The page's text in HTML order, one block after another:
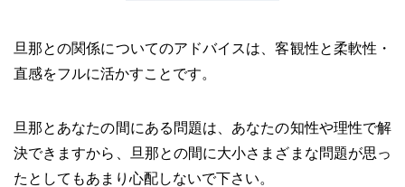
旦那との関係についてのアドバイスは、客観性と柔軟性・
直感をフルに活かすことです。
旦那とあなたの間にある問題は、あなたの知性や理性で解
決できますから、旦那との間に大小さまざまな問題が思っ
たとしてもあまり心配しないで下さい。